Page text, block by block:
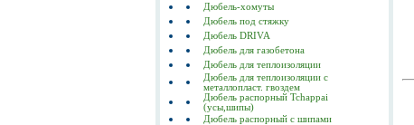
Дюбель-хомуты
Дюбель под стяжку
Дюбель DRIVA
Дюбель для газобетона
Дюбель для теплоизоляции
Дюбель для теплоизоляции с
металлопласт. гвоздем
Дюбель распорный Tchappai
(усы,шипы)
Дюбель распорный с шипами